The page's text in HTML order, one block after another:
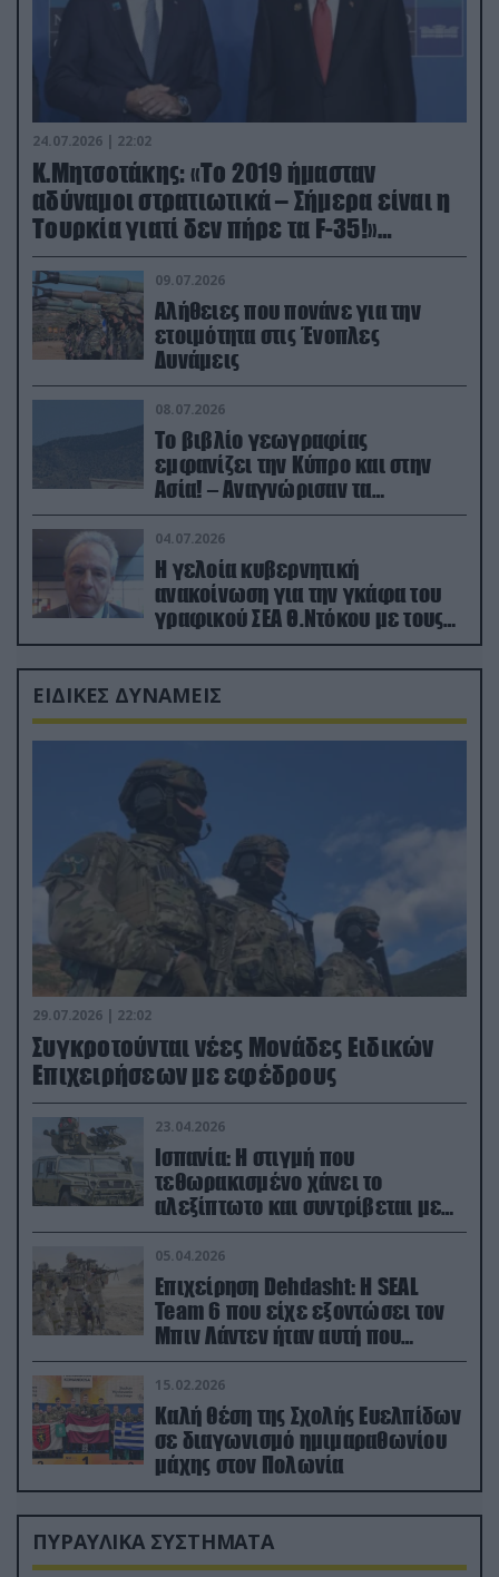
24.07.2026 | 22:02
Κ.Μητσοτάκης: «Το 2019 ήμασταν
αδύναμοι στρατιωτικά – Σήμερα είναι η
Τουρκία γιατί δεν πήρε τα F-35!»
(βίντεο)
09.07.2026
Αλήθειες που πονάνε για την
ετοιμότητα στις Ένοπλες
Δυνάμεις
08.07.2026
Το βιβλίο γεωγραφίας
εμφανίζει την Κύπρο και στην
Ασία! – Αναγνώρισαν τα
κατεχόμενα; (φωτο)
04.07.2026
Η γελοία κυβερνητική
ανακοίνωση για την γκάφα του
γραφικού ΣΕΑ Θ.Ντόκου με τους
Ρώσους φαρσέρ
ΕΙΔΙΚΕΣ ΔΥΝΑΜΕΙΣ
29.07.2026 | 22:02
Συγκροτούνται νέες Μονάδες Ειδικών
Επιχειρήσεων με εφέδρους
23.04.2026
Ισπανία: Η στιγμή που
τεθωρακισμένο χάνει το
αλεξίπτωτο και συντρίβεται με
ορμή στο έδαφος (βίντεο)
05.04.2026
Επιχείρηση Dehdasht: Η SEAL
Team 6 που είχε εξοντώσει τον
Μπιν Λάντεν ήταν αυτή που
διέσωσε τον πιλότο του F-15
15.02.2026
Καλή θέση της Σχολής Ευελπίδων
σε διαγωνισμό ημιμαραθωνίου
μάχης στον Πολωνία
ΠΥΡΑΥΛΙΚΑ ΣΥΣΤΗΜΑΤΑ